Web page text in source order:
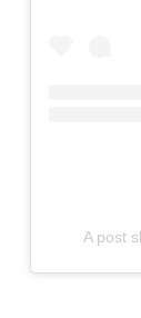
A post